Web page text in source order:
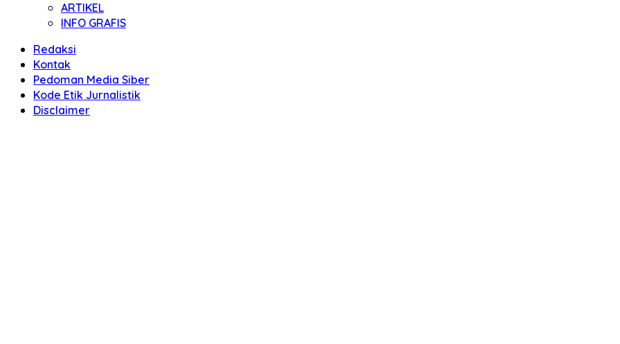
ARTIKEL
INFO GRAFIS
Redaksi
Kontak
Pedoman Media Siber
Kode Etik Jurnalistik
Disclaimer